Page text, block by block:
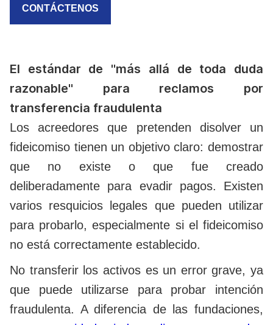
CONTÁCTENOS
El estándar de "más allá de toda duda
razonable" para reclamos por
transferencia fraudulenta
Los acreedores que pretenden disolver un
fideicomiso tienen un objetivo claro: demostrar
que no existe o que fue creado
deliberadamente para evadir pagos. Existen
varios resquicios legales que pueden utilizar
para probarlo, especialmente si el fideicomiso
no está correctamente establecido.
No transferir los activos es un error grave, ya
que puede utilizarse para probar intención
fraudulenta. A diferencia de las fundaciones,